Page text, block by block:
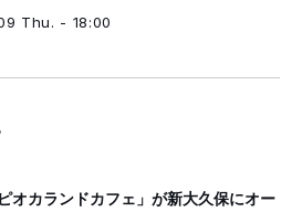
Thu. - 18:00
オカランドカフェ」が新大久保にオー